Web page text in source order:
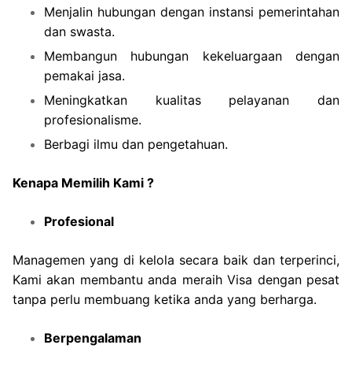
Menjalin hubungan dengan instansi pemerintahan
dan swasta.
Membangun hubungan kekeluargaan dengan
pemakai jasa.
Meningkatkan kualitas pelayanan dan
profesionalisme.
Berbagi ilmu dan pengetahuan.
Kenapa Memilih Kami ?
Profesional
Managemen yang di kelola secara baik dan terperinci,
Kami akan membantu anda meraih Visa dengan pesat
tanpa perlu membuang ketika anda yang berharga.
Berpengalaman